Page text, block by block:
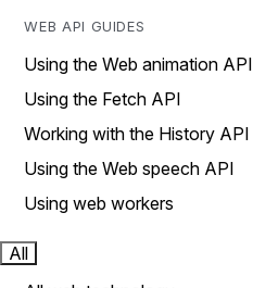
WEB API GUIDES
Using the Web animation API
Using the Fetch API
Working with the History API
Using the Web speech API
Using web workers
All